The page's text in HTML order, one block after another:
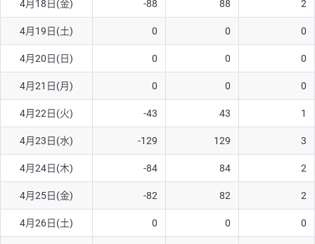
ソ/円は10万通貨単位。
4月18日(金) -88 88 2
4月19日(土) 0 0 0
4月20日(日) 0 0 0
4月21日(月) 0 0 0
4月22日(火) -43 43 1
4月23日(水) -129 129 3
4月24日(木) -84 84 2
4月25日(金) -82 82 2
4月26日(土) 0 0 0